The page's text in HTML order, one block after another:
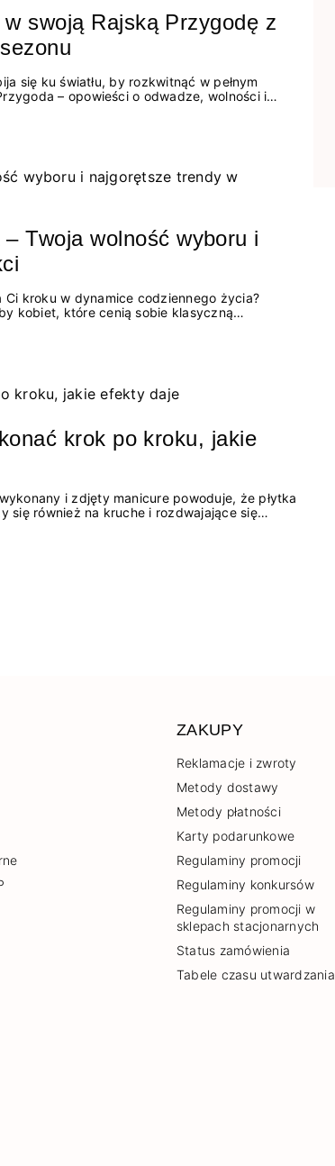
swoją Rajską Przygodę z
się ku światłu, by rozkwitnąć w pełnym
– opowieści o odwadze, wolności i
Twoja wolność wyboru i
kroku w dynamice codziennego życia?
kobiet, które cenią sobie klasyczną
i trwałością, jakiej możesz zaufać.
krok po kroku, jakie
i zdjęty manicure powoduje, że płytka
się również na kruche i rozdwajające się
ZAKUPY
Reklamacje i zwroty
Metody dostawy
Metody płatności
Karty podarunkowe
Regulaminy promocji
Regulaminy konkursów
Regulaminy promocji w
sklepach stacjonarnych
Status zamówienia
Tabele czasu utwardzania